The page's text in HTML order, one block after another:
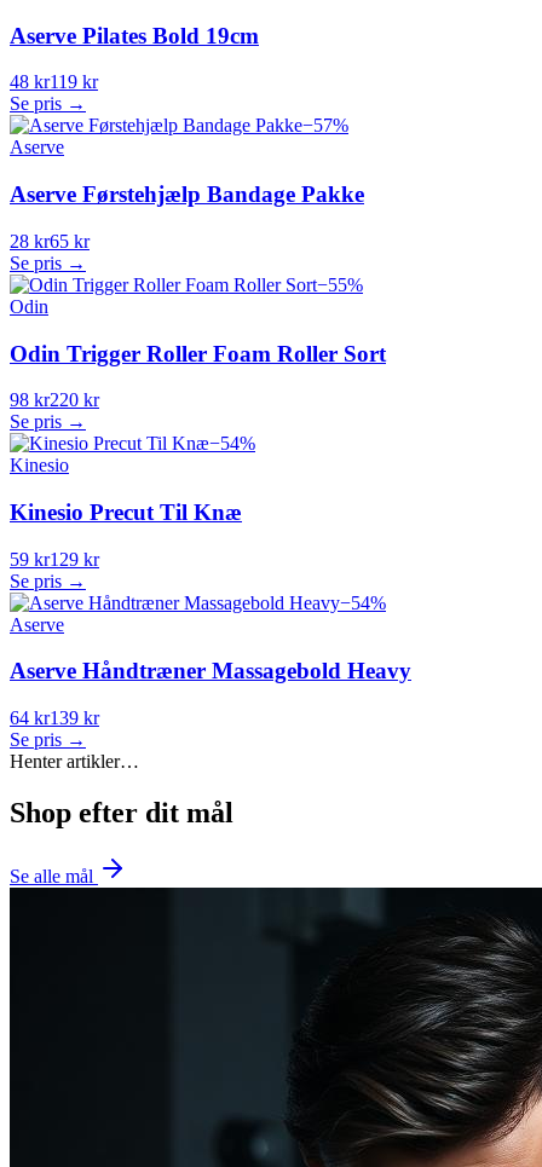
Aserve Pilates Bold 19cm
48 kr119 kr
Se pris →
−57%
Aserve
Aserve Førstehjælp Bandage Pakke
28 kr65 kr
Se pris →
−55%
Odin
Odin Trigger Roller Foam Roller Sort
98 kr220 kr
Se pris →
−54%
Kinesio
Kinesio Precut Til Knæ
59 kr129 kr
Se pris →
−54%
Aserve
Aserve Håndtræner Massagebold Heavy
64 kr139 kr
Se pris →
Henter artikler…
Shop efter dit mål
Se alle mål